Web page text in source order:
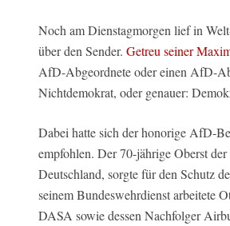
Noch am Dienstagmorgen lief in
über den Sender. Getreu seiner
AfD-Abgeordnete oder einen AfD-
Nichtdemokrat, oder genauer:
Dabei hatte sich der honorige AfD-
empfohlen. Der 70-jährige Oberst
Deutschland, sorgte für den Schutz
seinem Bundeswehrdienst arbeitete
DASA sowie dessen Nachfolger